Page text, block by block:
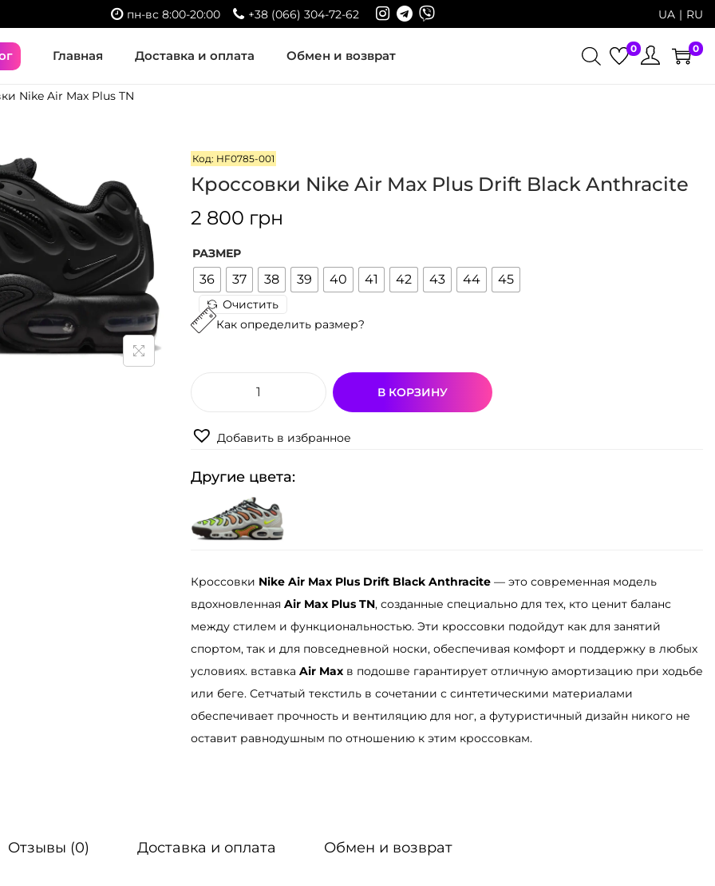
пн-вс 8:00-20:00 +38 (066) 304-72-62 UA RU
Главная Доставка и оплата Обмен и возврат 0 0
Nike Air Max Plus TN
Код: HF0785-001
Кроссовки Nike Air Max Plus Drift Black Anthracite
2 800 грн
РАЗМЕР
36 37 38 39 40 41 42 43 44 45
Очистить
Как определить размер?
е
с
в
о
т
о
в
а
р
а
с
В КОРЗИНУ
Добавить в избранное
Другие цвета:
Кроссовки Nike Air Max Plus Drift Black Anthracite — это современная модель
вдохновленная Air Max Plus TN, созданные специально для тех, кто ценит баланс
между стилем и функциональностью. Эти кроссовки подойдут как для занятий
спортом, так и для повседневной носки, обеспечивая комфорт и поддержку в любых
условиях. вставка Air Max в подошве гарантирует отличную амортизацию при ходьбе
или беге. Сетчатый текстиль в сочетании с синтетическими материалами
обеспечивает прочность и вентиляцию для ног, а футуристичный дизайн никого не
оставит равнодушным по отношению к этим кроссовкам.
Отзывы (0) Доставка и оплата Обмен и возврат